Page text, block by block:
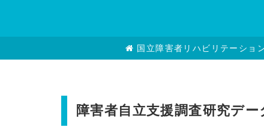
国立障害者リハビリテーショ
障害者自立支援調査研究デー